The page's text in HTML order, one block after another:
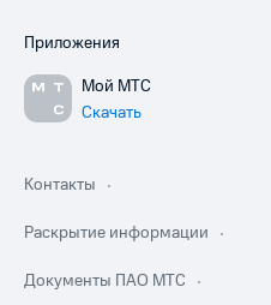
Приложения
Мой МТС
Скачать
Контакты
Раскрытие информации
Документы ПАО МТС